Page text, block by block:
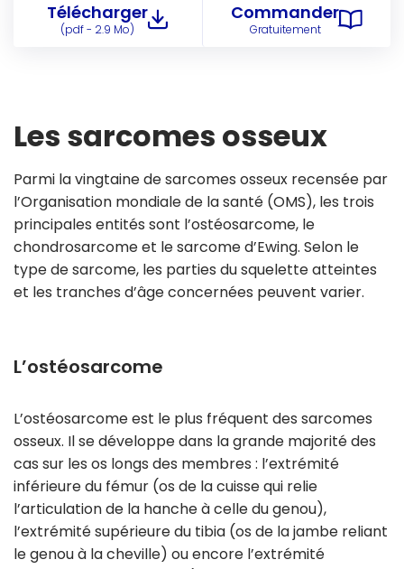
Télécharger
Brochure
des
viscères
(pdf - 2.9 Mo)
Commander
Gratuitement
et
des
Les sarcomes osseux
Parmi la vingtaine de sarcomes osseux recensée par
l’Organisation mondiale de la santé (OMS), les trois
principales entités sont l’ostéo­sarcome, le
chondrosarcome et le sarcome d’Ewing. Selon le
type de sarcome, les parties du squelette atteintes
et les tranches d’âge concernées peuvent varier.
L’ostéosarcome
L’ostéosarcome est le plus fréquent des sarcomes
osseux. Il se développe dans la grande majorité des
cas sur les os longs des membres : l’extrémité
inférieure du fémur (os de la cuisse qui relie
l’articulation de la hanche à celle du genou),
l’extrémité supérieure du tibia (os de la jambe reliant
le genou à la cheville) ou encore l’extrémité